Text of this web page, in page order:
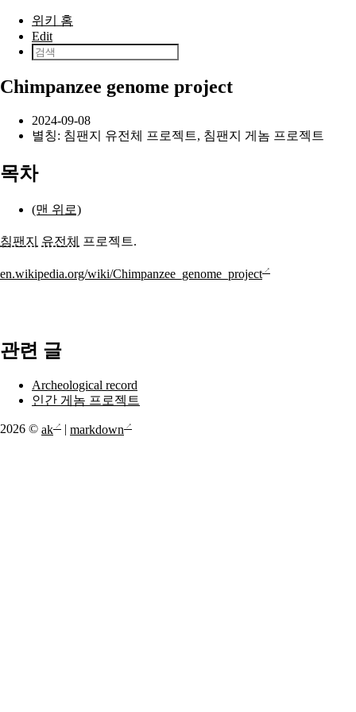
본문으로 건너뛰기
위키 홈
Edit
Chimpanzee genome project
2024-09-08
별칭: 침팬지 유전체 프로젝트, 침팬지 게놈 프로젝트
목차
(맨 위로)
침팬지 유전체 프로젝트.
en.wikipedia.org/wiki/Chimpanzee_genome_project
관련 글
Archeological record
인간 게놈 프로젝트
2026 © ak markdown